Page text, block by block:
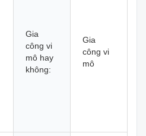
Gia
công vi
mô hay
không:
Gia
công vi
mô